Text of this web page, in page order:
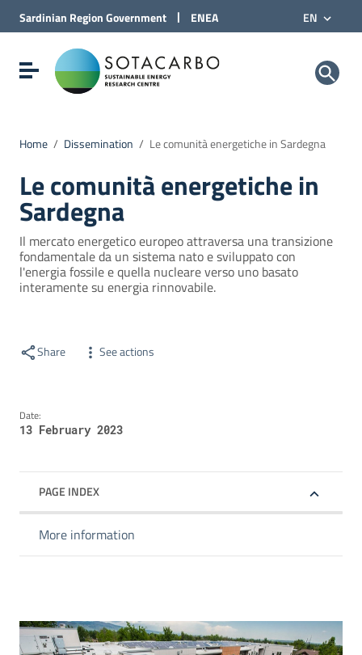
Go to site navigation
Go to Footer
Sardinian RegionGovernment | ENEA EN
Show/hide navigation menu Sotacarbo SpA
Home / Dissemination / Le comunità energetiche in Sardegna
Le comunità energetiche in
Sardegna
Il mercato energetico europeo attraversa una transizione
fondamentale da un sistema nato e sviluppato con
l'energia fossile e quella nucleare verso uno basato
interamente su energia rinnovabile.
Share See actions
Date:
13 February 2023
PAGE INDEX
More information